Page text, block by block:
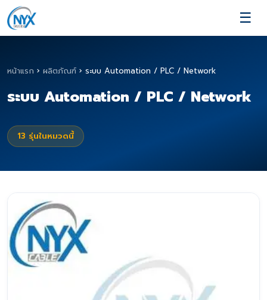
☰
หน้าแรก › ผลิตภัณฑ์ › ระบบ Automation / PLC / Network
ระบบ Automation / PLC / Network
13 รุ่นในหมวดนี้